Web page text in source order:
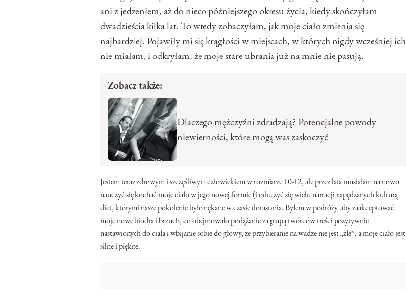
ani z jedzeniem, aż do nieco późniejszego okresu życia, kiedy skończyłam
dwadzieścia kilka lat. To wtedy zobaczyłam, jak moje ciało zmienia się
najbardziej. Pojawiły mi się krągłości w miejscach, w których nigdy wcześniej ich
nie miałam, i odkryłam, że moje stare ubrania już na mnie nie pasują.
Zobacz także:
Dlaczego mężczyźni zdradzają? Potencjalne powody
niewierności, które mogą was zaskoczyć
Jestem teraz zdrowym i szczęśliwym człowiekiem w rozmiarze 10-12, ale przez lata musiałam na nowo
nauczyć się kochać moje ciało w jego nowej formie (i oduczyć się wielu narracji napędzanych kulturą
diet, którymi nasze pokolenie było nękane w czasie dorastania. Byłem w podróży, aby zaakceptować
moje nowe biodra i brzuch, co obejmowało podążanie za grupą twórców treści pozytywnie
nastawionych do ciała i wbijanie sobie do głowy, że przybieranie na wadze nie jest „złe”, a moje ciało jest
silne i piękne.